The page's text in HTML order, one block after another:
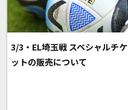
3/3・EL埼玉戦 スペシャルチケ
ットの販売について